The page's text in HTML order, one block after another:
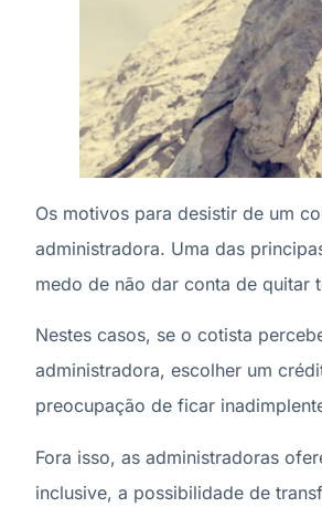
Os motivos para desistir de um
administradora. Uma das
medo de não dar conta de quitar
Nestes casos, se o cotista
administradora, escolher um
preocupação de ficar
Fora isso, as administradoras
inclusive, a possibilidade de